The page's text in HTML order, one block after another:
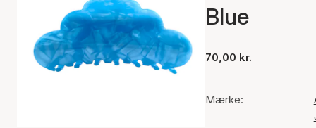
Blue
70,00 kr.
Mærke: